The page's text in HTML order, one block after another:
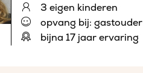
3 eigen kinderen
opvang bij: gastouder
bijna 17 jaar ervaring